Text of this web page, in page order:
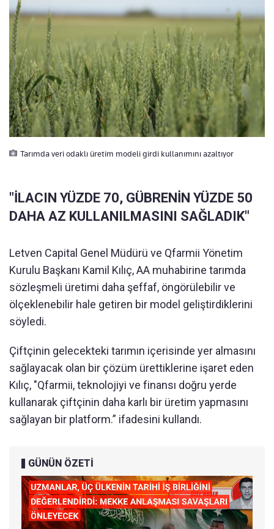
Tarımda veri odaklı üretim modeli girdi kullanımını azaltıyor
"İLACIN YÜZDE 70, GÜBRENİN YÜZDE 50
DAHA AZ KULLANILMASINI SAĞLADIK"
Letven Capital Genel Müdürü ve Qfarmii Yönetim
Kurulu Başkanı Kamil Kılıç, AA muhabirine tarımda
sözleşmeli üretimi daha şeffaf, öngörülebilir ve
ölçeklenebilir hale getiren bir model geliştirdiklerini
söyledi.
Çiftçinin gelecekteki tarımın içerisinde yer almasını
sağlayacak olan bir çözüm ürettiklerine işaret eden
Kılıç, "Qfarmii, teknolojiyi ve finansı doğru yerde
kullanarak çiftçinin daha karlı bir üretim yapmasını
sağlayan bir platform.” ifadesini kullandı.
GÜNÜN ÖZETİ